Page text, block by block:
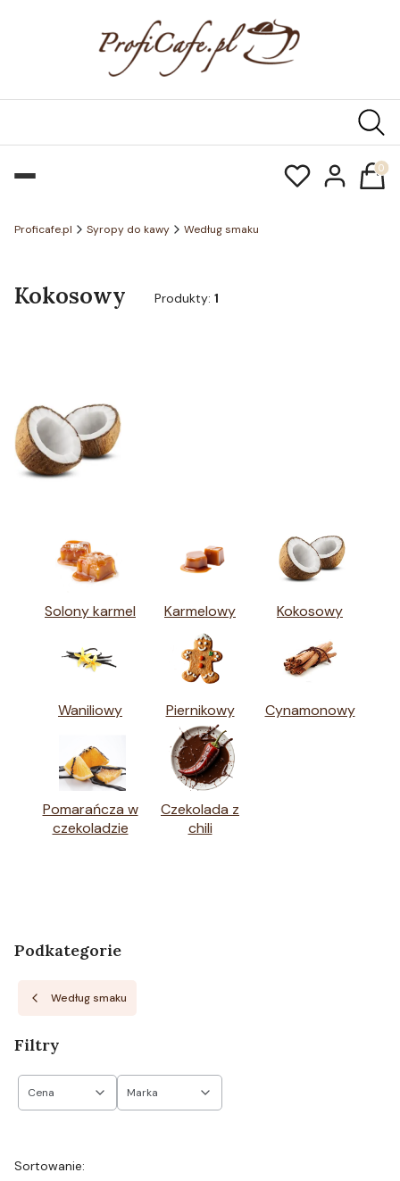
Proficafe.pl Syropy do kawy Według smaku
Kokosowy Produkty: 1
Solony karmel Karmelowy Kokosowy
Waniliowy Piernikowy Cynamonowy
Pomarańcza w
czekoladzie
Czekolada z
chili
Podkategorie
Według smaku
Filtry
Cena Marka
Lista produktów
Sortowanie: